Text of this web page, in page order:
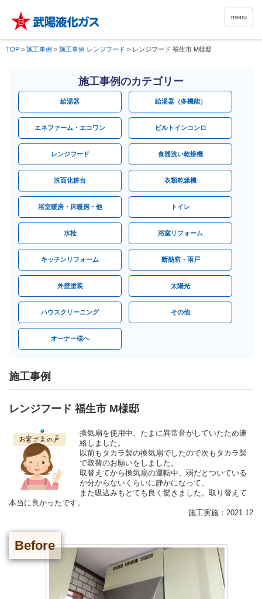
menu
TOP > 施工事例 > 施工事例 レンジフード > レンジフード 福生市 M様邸
施工事例のカテゴリー
給湯器 給湯器（多機能）
エネファーム・エコワン ビルトインコンロ
レンジフード 食器洗い乾燥機
洗面化粧台 衣類乾燥機
浴室暖房・床暖房・他 トイレ
水栓 浴室リフォーム
キッチンリフォーム 断熱窓・雨戸
外壁塗装 太陽光
ハウスクリーニング その他
オーナー様へ
施工事例
レンジフード 福生市 M様邸
換気扇を使用中、たまに異常音がしていたため連
絡しました。
以前もタカラ製の換気扇でしたので次もタカラ製
で取替のお願いをしました。
取替えてから換気扇の運転中、弱だとついている
か分からないくらいに静かになって、
また吸込みもとても良く驚きました。取り替えて
本当に良かったです。
施工実施：2021.12
Before